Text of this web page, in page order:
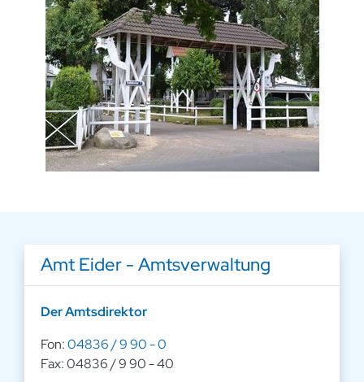
Amt Eider - Amtsverwaltung
Der Amtsdirektor
Fon:04836 / 9 90 - 0
Fax: 04836 / 9 90 - 40